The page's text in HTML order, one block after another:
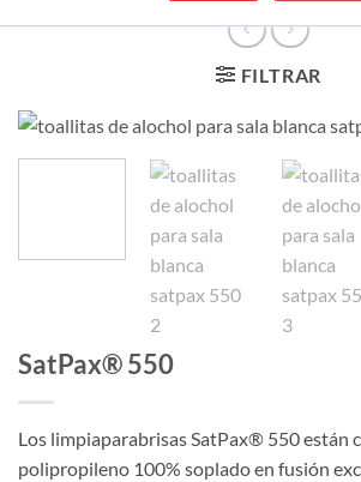
FILTRAR
SatPax® 550
Los limpiaparabrisas SatPax® 550 están
polipropileno 100% soplado en fusión